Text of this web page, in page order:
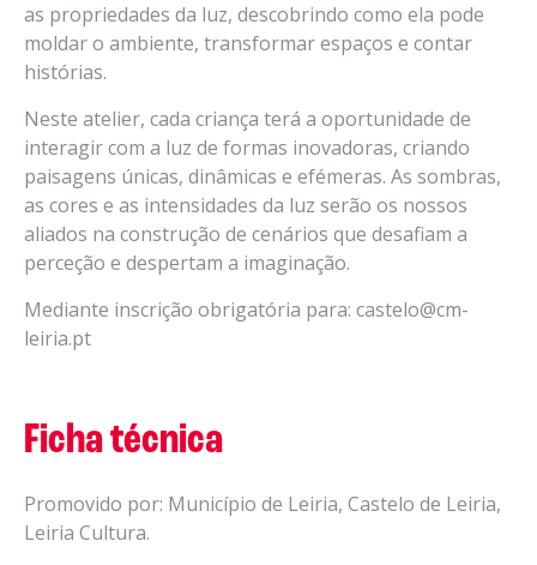
as propriedades da luz, descobrindo como ela pode
moldar o ambiente, transformar espaços e contar
histórias.
Neste atelier, cada criança terá a oportunidade de
interagir com a luz de formas inovadoras, criando
paisagens únicas, dinâmicas e efémeras. As sombras,
as cores e as intensidades da luz serão os nossos
aliados na construção de cenários que desafiam a
perceção e despertam a imaginação.
Mediante inscrição obrigatória para: castelo@cm-
leiria.pt
Ficha técnica
Promovido por: Município de Leiria, Castelo de Leiria,
Leiria Cultura.